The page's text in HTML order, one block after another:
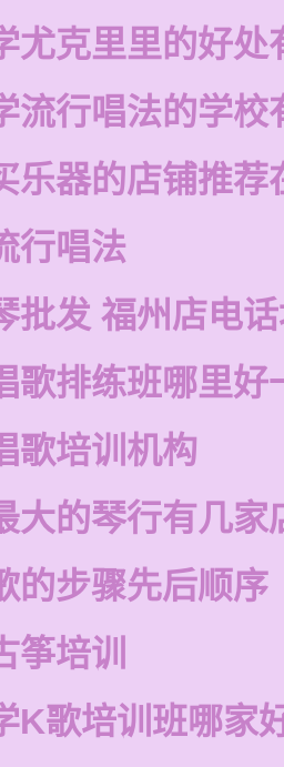
尤克里里的好处
流行唱法的学校
乐器的店铺推荐
行唱法
批发 福州店电
歌排练班哪里好
歌培训机构
大的琴行有几家
的步骤先后顺序
筝培训
K歌培训班哪家